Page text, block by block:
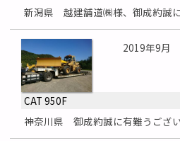
新潟県 越建舗道㈱様、御成約誠に
2019年9月
CAT 950F
神奈川県 御成約誠に有難うござい